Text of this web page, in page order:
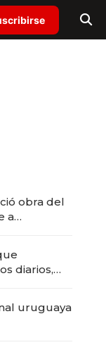
obra del
a
diarios,
uruguaya